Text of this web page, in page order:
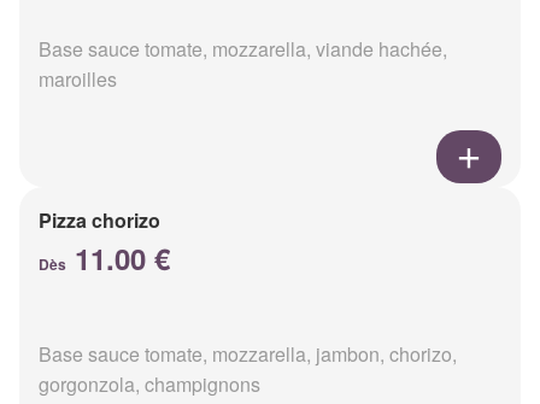
Base sauce tomate, mozzarella, viande hachée,
maroilles
Pizza chorizo
Dès 11.00 €
Base sauce tomate, mozzarella, jambon, chorizo,
gorgonzola, champignons